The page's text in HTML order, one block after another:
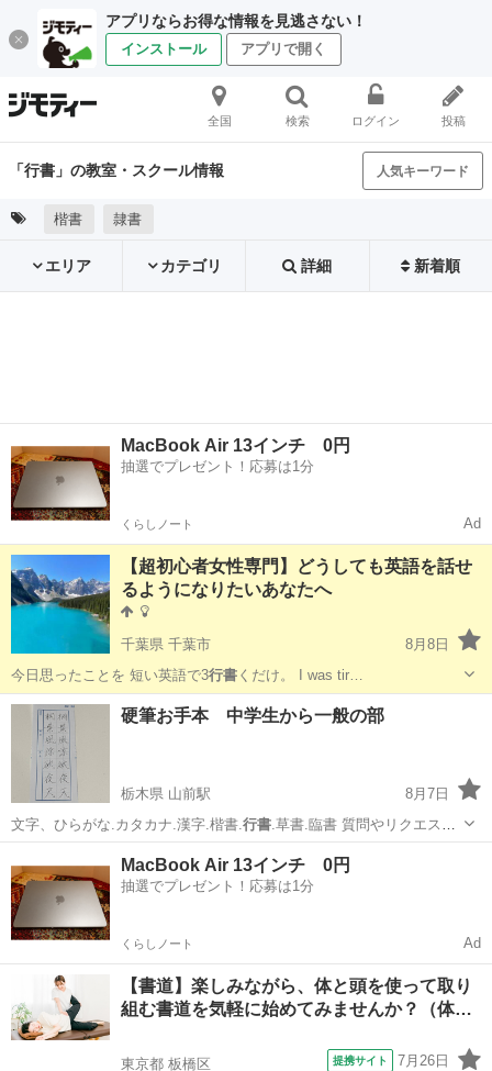
アプリならお得な情報を見逃さない！
インストール アプリで開く
全国 検索 ログイン 投稿
「行書」の教室・スクール情報 人気キーワード
楷書 隷書
エリア カテゴリ 詳細 新着順
MacBook Air 13インチ 0円
抽選でプレゼント！応募は1分
くらしノート Ad
【超初心者女性専門】どうしても英語を話せ
るようになりたいあなたへ
千葉県 千葉市
8月8日
今日思ったことを 短い英語で3行書 くだけ。 I was tir…
千葉 千葉市 英会話 50代
硬筆お手本 中学生から一般の部
栃木県 山前駅
8月7日
文字、ひらがな.カタカナ.漢字.楷書. 行書.草書.臨書 質問やリクエスト
など …
MacBook Air 13インチ 0円
抽選でプレゼント！応募は1分
くらしノート Ad
【書道】楽しみながら、体と頭を使って取り
組む書道を気軽に始めてみませんか？（体…
東京都 板橋区 提携サイト 7月26日